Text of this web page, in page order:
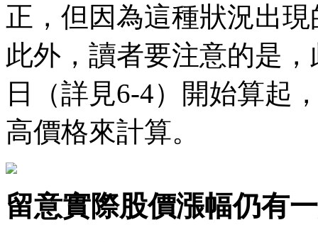
正，但因為這種狀況出
此外，讀者要注意的是
日（詳見6-4）開始算起
高價格來計算。
留意實際股價漲幅仍有